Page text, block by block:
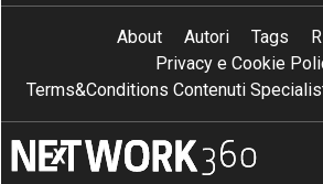
About Autori Tags
Privacy e Cookie
Terms&Conditions Contenuti